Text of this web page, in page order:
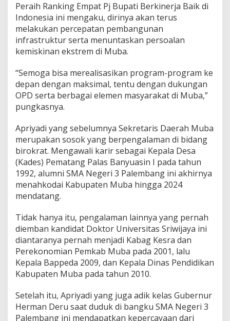
Peraih Ranking Empat Pj Bupati Berkinerja Baik di
Indonesia ini mengaku, dirinya akan terus
melakukan percepatan pembangunan
infrastruktur serta menuntaskan persoalan
kemiskinan ekstrem di Muba.
“Semoga bisa merealisasikan program-program ke
depan dengan maksimal, tentu dengan dukungan
OPD serta berbagai elemen masyarakat di Muba,”
pungkasnya.
Apriyadi yang sebelumnya Sekretaris Daerah Muba
merupakan sosok yang berpengalaman di bidang
birokrat. Mengawali karir sebagai Kepala Desa
(Kades) Pematang Palas Banyuasin I pada tahun
1992, alumni SMA Negeri 3 Palembang ini akhirnya
menahkodai Kabupaten Muba hingga 2024
mendatang.
Tidak hanya itu, pengalaman lainnya yang pernah
diemban kandidat Doktor Universitas Sriwijaya ini
diantaranya pernah menjadi Kabag Kesra dan
Perekonomian Pemkab Muba pada 2001, lalu
Kepala Bappeda 2009, dan Kepala Dinas Pendidikan
Kabupaten Muba pada tahun 2010.
Setelah itu, Apriyadi yang juga adik kelas Gubernur
Herman Deru saat duduk di bangku SMA Negeri 3
Palembang ini mendapatkan kepercayaan dari